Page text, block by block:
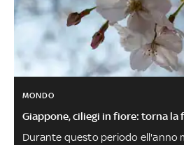
MONDO
Giappone, ciliegi in fiore: torna la
Durante questo periodo ell'anno